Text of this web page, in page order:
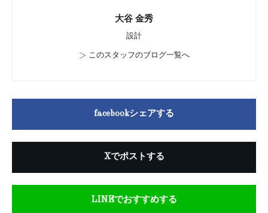
大谷 金秀
設計
> このスタッフのブログ一覧へ
facebookシェアする
Xでポストする
LINEでおすすめする